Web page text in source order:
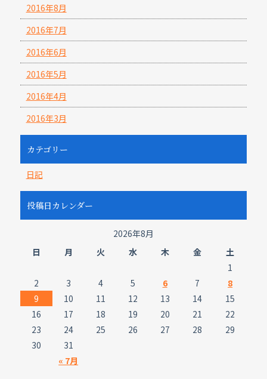
2016年8月
2016年7月
2016年6月
2016年5月
2016年4月
2016年3月
カテゴリー
日記
投稿日カレンダー
2026年8月
日
月 火 水 木 金 土
« 7月
1
2
3 4 5 6 7
8
9
10 11 12 13 14
15
16
17 18 19 20 21
22
23
24 25 26 27 28
29
30
31